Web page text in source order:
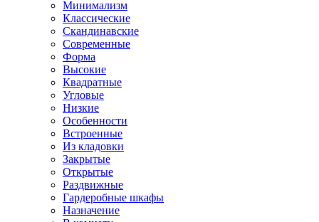
Минимализм
Классические
Скандинавские
Современные
Форма
Высокие
Квадратные
Угловые
Низкие
Особенности
Встроенные
Из кладовки
Закрытые
Открытые
Раздвижные
Гардеробные шкафы
Назначение